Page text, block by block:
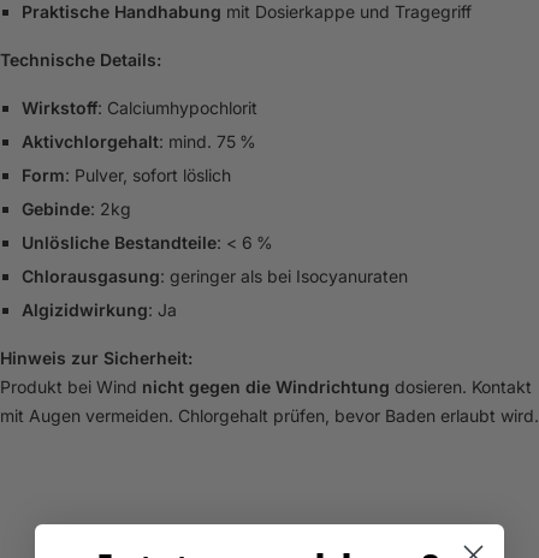
Praktische Handhabung mit Dosierkappe und Tragegriff
Technische Details:
Wirkstoff: Calciumhypochlorit
Aktivchlorgehalt: mind. 75 %
Form: Pulver, sofort löslich
Gebinde: 2kg
Unlösliche Bestandteile: < 6 %
Chlorausgasung: geringer als bei Isocyanuraten
Algizidwirkung: Ja
Hinweis zur Sicherheit:
Produkt bei Wind nicht gegen die Windrichtung dosieren. Kontakt
mit Augen vermeiden. Chlorgehalt prüfen, bevor Baden erlaubt wird.